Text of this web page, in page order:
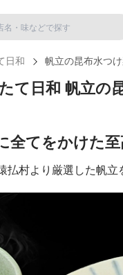
日和 帆立の昆布水つ
て日和 帆立の
全てをかけた至
払村より厳選した帆